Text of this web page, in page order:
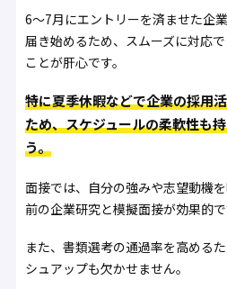
6〜7月にエントリーを済ませた企
届き始めるため、スムーズに対応
ことが肝心です。
特に夏季休暇などで企業の採用
ため、スケジュールの柔軟性も
う。
面接では、自分の強みや志望動機
前の企業研究と模擬面接が効果的で
また、書類選考の通過率を高める
シュアップも欠かせません。